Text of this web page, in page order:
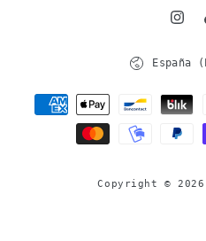
Copyright ©
España
Métodos